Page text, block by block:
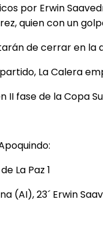
por Erwin
quien con un
de cerrar en la
La Calera
II fase de la Copa
La Paz 1
(AI), 23´ Erwin